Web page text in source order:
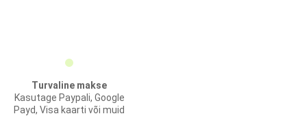
Turvaline makse
Kasutage Paypali, Google
Payd, Visa kaarti või muid